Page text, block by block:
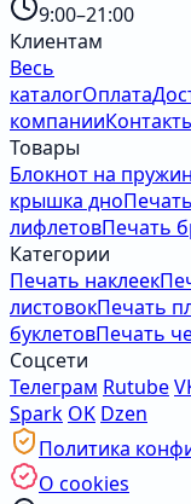
9:00–21:00
Клиентам
Весь
каталогОплата
компании
Товары
Блокнот на
крышка дно
лифлетовПечать
Категории
Печать наклеек
листовокПечать
буклетовПечать
Соцсети
Телеграм Rutube
Spark OK Dzen
Политика
О cookies